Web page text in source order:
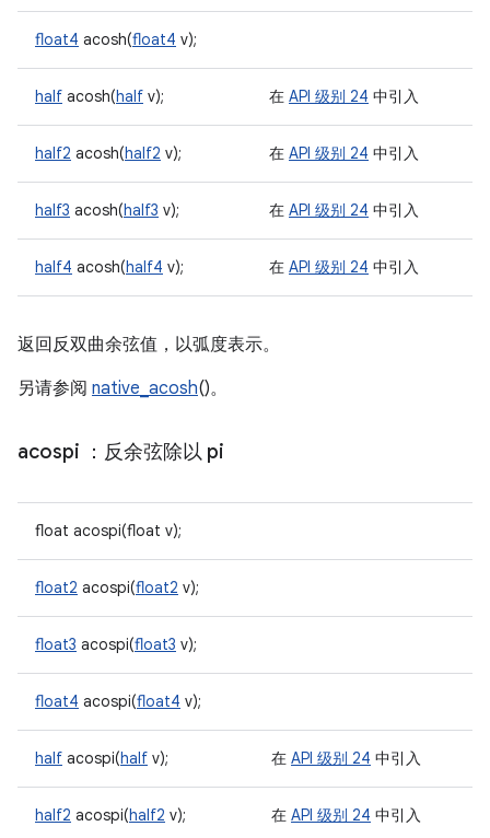
float4 acosh(float4 v);
half acosh(half v); 在 API 级别 24 中引入
half2 acosh(half2 v); 在 API 级别 24 中引入
half3 acosh(half3 v); 在 API 级别 24 中引入
half4 acosh(half4 v); 在 API 级别 24 中引入
返回反双曲余弦值，以弧度表示。
另请参阅 native_acosh()。
acospi ：反余弦除以 pi
float acospi(float v);
float2 acospi(float2 v);
float3 acospi(float3 v);
float4 acospi(float4 v);
half acospi(half v); 在 API 级别 24 中引入
half2 acospi(half2 v); 在 API 级别 24 中引入